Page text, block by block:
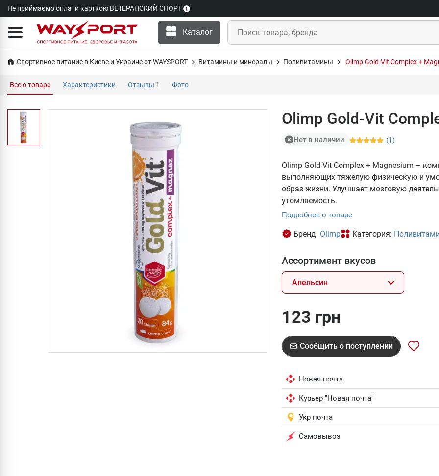
Не приймаємо оплати карткою ВЕТЕРАНСКИЙ СПОРТ
Каталог
Спортивное питание в Киеве и Украине от WAYSPORT Витамины и минералы Поливитамины Olimp Gold-Vit Complex +
Все о товаре Характеристики Отзывы 1 Фото
Olimp Gold-Vit
Нет в наличии (1)
Olimp Gold-Vit Complex + Magnesium –
выполняющих тяжелую физическую и
образ жизни. Улучшает мозговую
утомляемость.
Подробнее о товаре
Бренд: Olimp Категория:
Ассортимент вкусов
Апельсин
123 грн
Сообщить о поступлении
Новая почта
Курьер "Новая почта"
Укр почта
Самовывоз